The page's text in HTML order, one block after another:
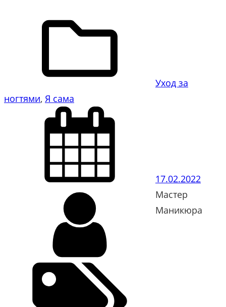
Уход за
ногтями, Я сама
17.02.2022
Мастер
Маникюра